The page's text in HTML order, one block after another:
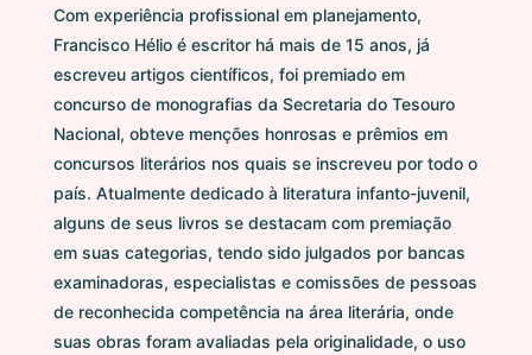
Com experiência profissional em planejamento,
Francisco Hélio é escritor há mais de 15 anos, já
escreveu artigos científicos, foi premiado em
concurso de monografias da Secretaria do Tesouro
Nacional, obteve menções honrosas e prêmios em
concursos literários nos quais se inscreveu por todo o
país. Atualmente dedicado à literatura infanto-juvenil,
alguns de seus livros se destacam com premiação
em suas categorias, tendo sido julgados por bancas
examinadoras, especialistas e comissões de pessoas
de reconhecida competência na área literária, onde
suas obras foram avaliadas pela originalidade, o uso